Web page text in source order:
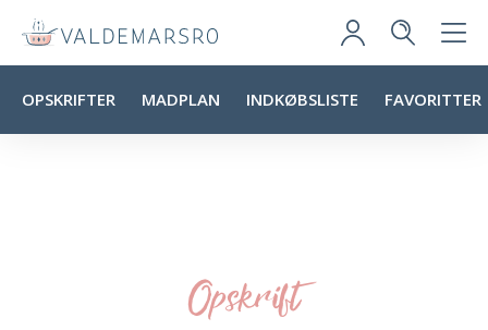
OPSKRIFTER MADPLAN INDKØBSLISTE FAVORITTER
Opskrift